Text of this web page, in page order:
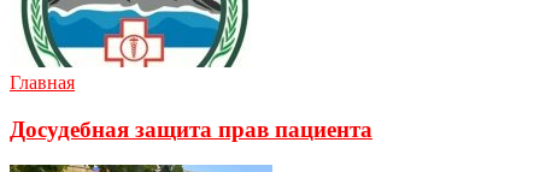
Главная
Досудебная защита прав пациента